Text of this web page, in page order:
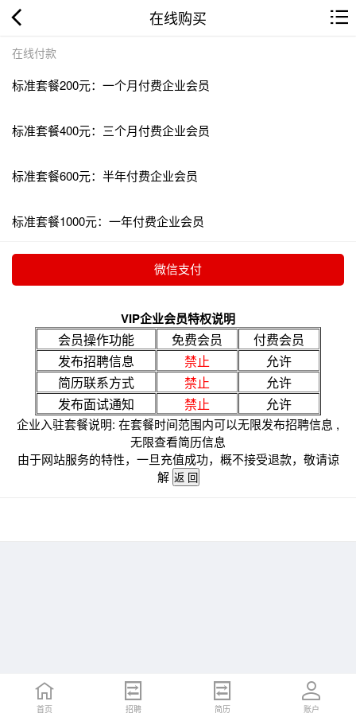
在线购买
在线付款
标准套餐200元：一个月付费企业会员
标准套餐400元：三个月付费企业会员
标准套餐600元：半年付费企业会员
标准套餐1000元：一年付费企业会员
VIP企业会员特权说明
会员操作功能 免费会员
付费会员
发布招聘信息
禁止
允许
简历联系方式
禁止
允许
发布面试通知
禁止 允许
企业入驻套餐说明: 在套餐时间范围内可以无限发布招聘信息 ,
无限查看简历信息
由于网站服务的特性，一旦充值成功，概不接受退款，敬请谅
解
首页 招聘 简历 账户